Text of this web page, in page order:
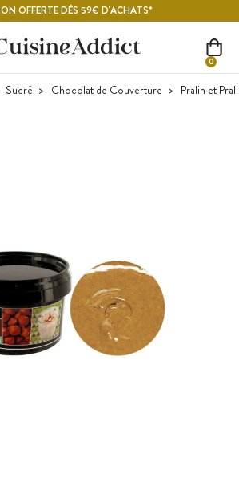
OFFERTE DÈS 59€ D'ACHATS*
0
Sucré Chocolat de Couverture Pralin et